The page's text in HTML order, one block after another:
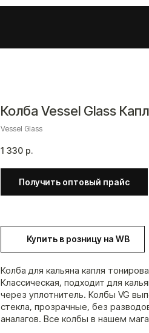
Колба Vessel Glass
Vessel Glass
1 330 р.
Получить оптовый прайс
Купить в розницу на WB
Колба для кальяна капля
Классическая, подходит для
через уплотнитель. Колбы VG
стекла, прозрачные, без
аналагов. Все колбы в нашем